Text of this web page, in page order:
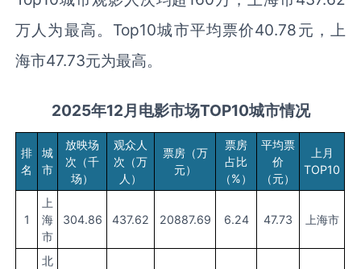
万人为最高。Top10城市平均票价40.78元，上
海市47.73元为最高。
2025年12月电影市场TOP10城市情况
排
名
城
市
放映场
次（千
场）
观众人
次（万
人）
票房（万
元）
票房
占比
（%）
平均票
价
（元）
上月
TOP10
1
上
海
市
304.86 437.62 20887.69 6.24 47.73 上海市
北